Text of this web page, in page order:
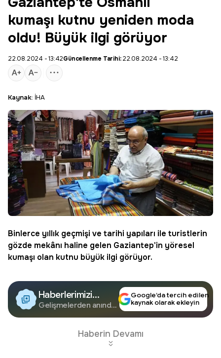
kumaşı kutnu yeniden moda
oldu! Büyük ilgi görüyor
22.08.2024 - 13:42Güncellenme Tarihi:22.08.2024 - 13:42
Kaynak: İHA
Binlerce yıllık geçmişi ve tarihi yapıları ile turistlerin
gözde mekânı haline gelen Gaziantep'in yöresel
kumaşı olan kutnu büyük ilgi görüyor.
Haberlerimizi
Google'da Takip
Edin
Gelişmelerden anında
Google’da tercih edilen
kaynak olarak ekleyin
Haberin Devamı